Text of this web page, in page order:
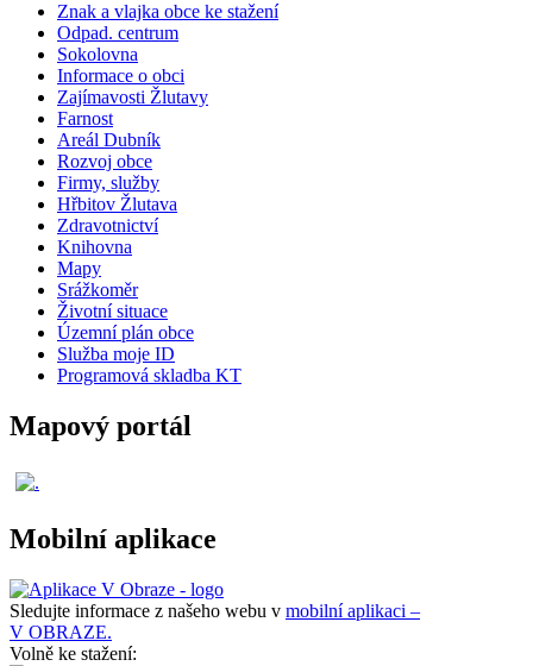
Znak a vlajka obce ke stažení
Odpad. centrum
Sokolovna
Informace o obci
Zajímavosti Žlutavy
Farnost
Areál Dubník
Rozvoj obce
Firmy, služby
Hřbitov Žlutava
Zdravotnictví
Knihovna
Mapy
Srážkoměr
Životní situace
Územní plán obce
Služba moje ID
Programová skladba KT
Mapový portál
Mobilní aplikace
Sledujte informace z našeho webu v mobilní aplikaci –
V OBRAZE.
Volně ke stažení: